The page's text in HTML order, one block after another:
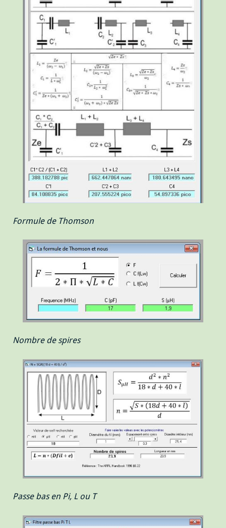
Formule de Thomson
Nombre de spires
Passe bas en Pi, L ou T